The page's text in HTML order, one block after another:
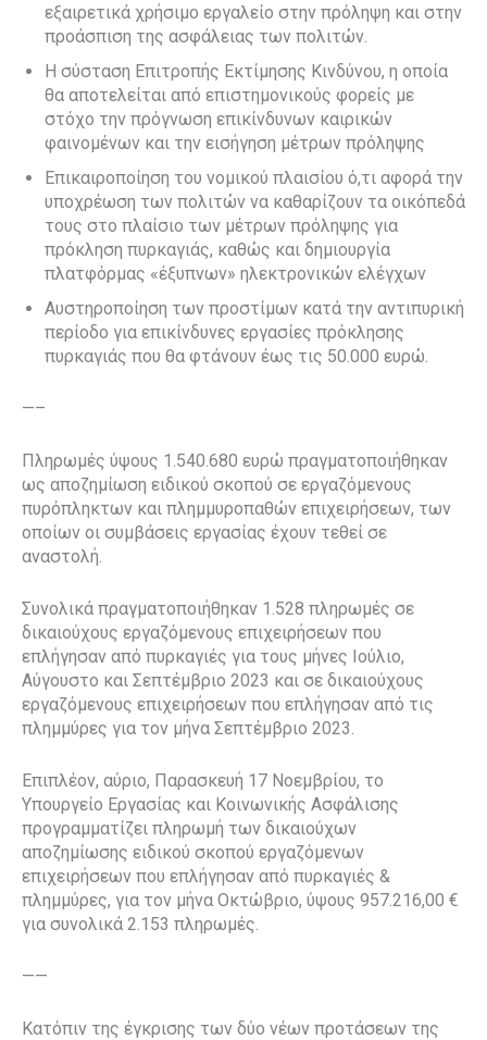
εξαιρετικά χρήσιμο εργαλείο στην πρόληψη και στην
προάσπιση της ασφάλειας των πολιτών.
Η σύσταση Επιτροπής Εκτίμησης Κινδύνου, η οποία
θα αποτελείται από επιστημονικούς φορείς με
στόχο την πρόγνωση επικίνδυνων καιρικών
φαινομένων και την εισήγηση μέτρων πρόληψης
Επικαιροποίηση του νομικού πλαισίου ό,τι αφορά την
υποχρέωση των πολιτών να καθαρίζουν τα οικόπεδά
τους στο πλαίσιο των μέτρων πρόληψης για
πρόκληση πυρκαγιάς, καθώς και δημιουργία
πλατφόρμας «έξυπνων» ηλεκτρονικών ελέγχων
Αυστηροποίηση των προστίμων κατά την αντιπυρική
περίοδο για επικίνδυνες εργασίες πρόκλησης
πυρκαγιάς που θα φτάνουν έως τις 50.000 ευρώ.
—–
Πληρωμές ύψους 1.540.680 ευρώ πραγματοποιήθηκαν
ως αποζημίωση ειδικού σκοπού σε εργαζόμενους
πυρόπληκτων και πλημμυροπαθών επιχειρήσεων, των
οποίων οι συμβάσεις εργασίας έχουν τεθεί σε
αναστολή.
Συνολικά πραγματοποιήθηκαν 1.528 πληρωμές σε
δικαιούχους εργαζόμενους επιχειρήσεων που
επλήγησαν από πυρκαγιές για τους μήνες Ιούλιο,
Αύγουστο και Σεπτέμβριο 2023 και σε δικαιούχους
εργαζόμενους επιχειρήσεων που επλήγησαν από τις
πλημμύρες για τον μήνα Σεπτέμβριο 2023.
Επιπλέον, αύριο, Παρασκευή 17 Νοεμβρίου, το
Υπουργείο Εργασίας και Κοινωνικής Ασφάλισης
προγραμματίζει πληρωμή των δικαιούχων
αποζημίωσης ειδικού σκοπού εργαζόμενων
επιχειρήσεων που επλήγησαν από πυρκαγιές &
πλημμύρες, για τον μήνα Οκτώβριο, ύψους 957.216,00 €
για συνολικά 2.153 πληρωμές.
——
Κατόπιν της έγκρισης των δύο νέων προτάσεων της